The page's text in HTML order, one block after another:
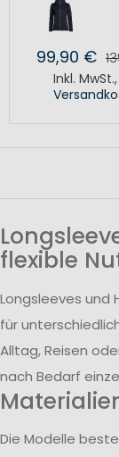
99,90 €
Inkl. MwSt.,
flexible
Longsleeves und
für
Alltag, Reisen
nach Bedarf
Die Modelle